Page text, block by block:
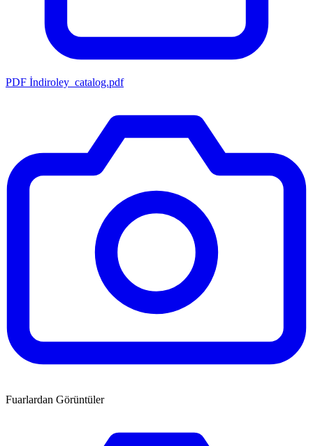
PDF İndiroley_catalog.pdf
Fuarlardan Görüntüler